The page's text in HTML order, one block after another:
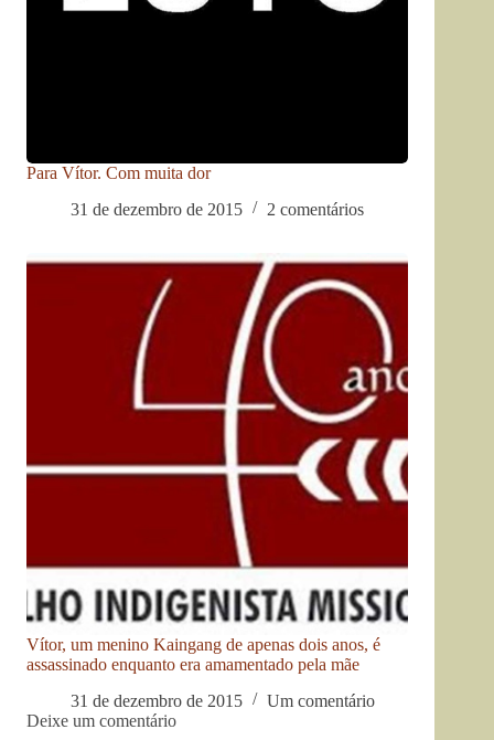
Para Vítor. Com muita dor
31 de dezembro de 2015
2 comentários
Vítor, um menino Kaingang de apenas dois anos, é
assassinado enquanto era amamentado pela mãe
31 de dezembro de 2015
Um comentário
Deixe um comentário